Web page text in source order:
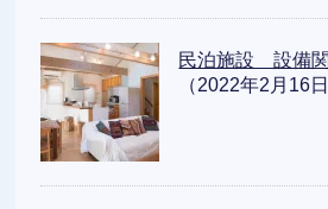
民泊施設 設備
（2022年2月16日